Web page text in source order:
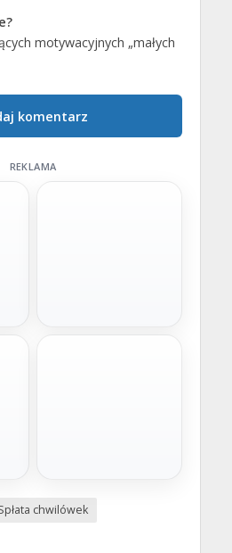
motywacyjnych „małych
komentarz
REKLAMA
Oddłużanie prawne
chwilówek